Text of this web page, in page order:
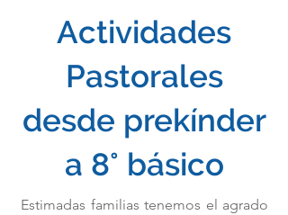
Actividades
Pastorales
desde prekínder
a 8° básico
Estimadas familias tenemos el agrado